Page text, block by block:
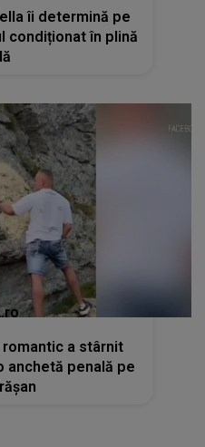
îi determină pe
condiționat în plină
a stârnit
anchetă penală pe